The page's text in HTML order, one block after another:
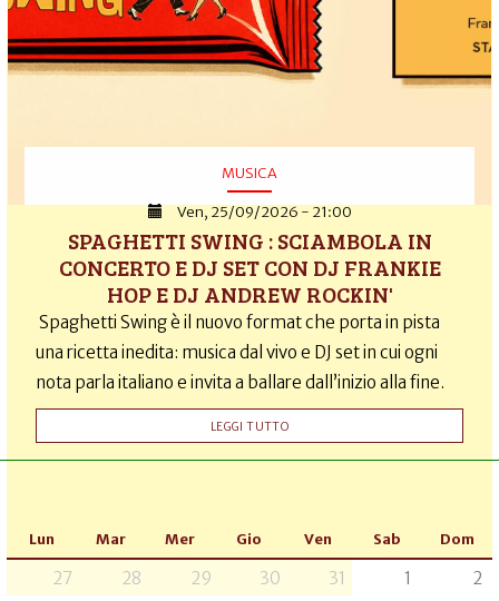
MUSICA
Ven, 25/09/2026 - 21:00
SPAGHETTI SWING : SCIAMBOLA IN
CONCERTO E DJ SET CON DJ FRANKIE
HOP E DJ ANDREW ROCKIN'
Spaghetti Swing è il nuovo format che porta in pista
una ricetta inedita: musica dal vivo e DJ set in cui ogni
nota parla italiano e invita a ballare dall’inizio alla fine.
LEGGI TUTTO
Lun Mar Mer Gio Ven Sab Dom
27 28 29 30 31 1
2